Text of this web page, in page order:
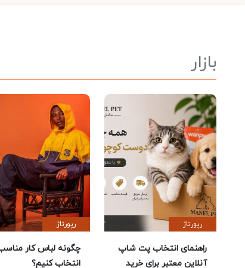
بازار
رپورتاژ
راهنمای انتخاب پت شاپ
آنلاین معتبر برای خرید
رپورتاژ
چگونه لباس کار
انتخاب کنیم؟